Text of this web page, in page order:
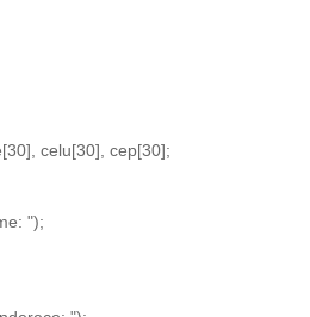
celu[30], cep[30];
");